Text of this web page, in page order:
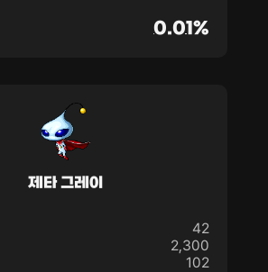
0.01%
제타 그레이
42
2,300
102